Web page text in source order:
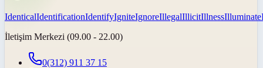
IdenticalIdentificationIdentifyIgniteIgnoreIllegalIllicitIllnessIlluminate
İletişim Merkezi (09.00 - 22.00)
0(312) 911 37 15